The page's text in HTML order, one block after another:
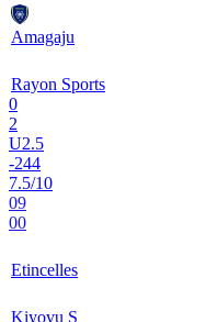
Amagaju
Rayon Sports
0
2
U2.5
-244
7.5/10
09
00
Etincelles
Kiyovu S